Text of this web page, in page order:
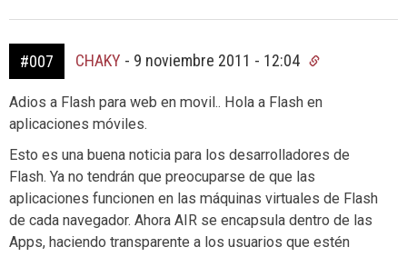
#007 CHAKY - 9 noviembre 2011 - 12:04
Adios a Flash para web en movil.. Hola a Flash en
aplicaciones móviles.
Esto es una buena noticia para los desarrolladores de
Flash. Ya no tendrán que preocuparse de que las
aplicaciones funcionen en las máquinas virtuales de Flash
de cada navegador. Ahora AIR se encapsula dentro de las
Apps, haciendo transparente a los usuarios que estén